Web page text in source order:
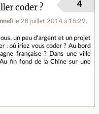
coder ?
) le 28 juillet 2014 à 18:29.
4
un peu d'argent et un projet
: où iriez vous coder ? Au bord
française ? Dans une ville
fin fond de la Chine sur une